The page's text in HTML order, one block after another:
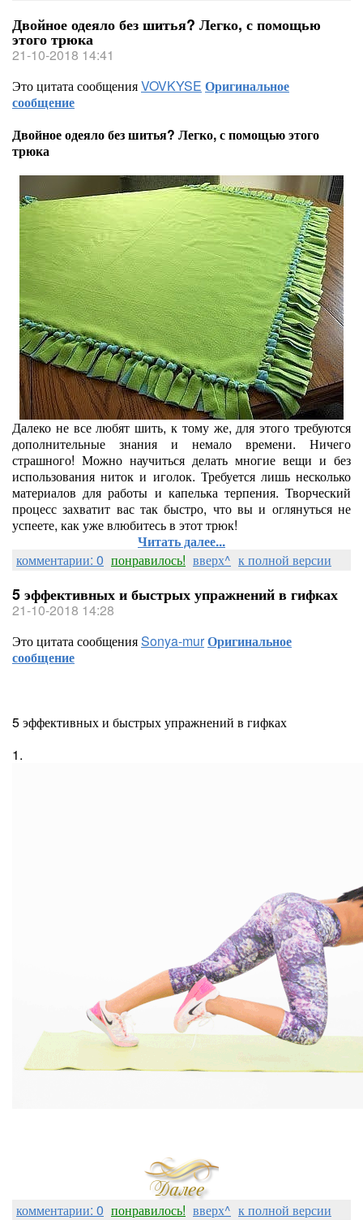
Двойное одеяло без шитья? Легко, с помощью
этого трюка
21-10-2018 14:41
Это цитата сообщенияVOVKYSE Оригинальное
сообщение
Двойное одеяло без шитья? Легко, с помощью этого
трюка
Далеко не все любят шить, к тому же, для этого требуются
дополнительные знания и немало времени. Ничего
страшного! Можно научиться делать многие вещи и без
использования ниток и иголок. Требуется лишь несколько
материалов для работы и капелька терпения. Творческий
процесс захватит вас так быстро, что вы и оглянуться не
успеете, как уже влюбитесь в этот трюк!
Читать далее...
комментарии: 0 понравилось! вверх^ к полной версии
5 эффективных и быстрых упражнений в гифках
21-10-2018 14:28
Это цитата сообщенияSonya-murОригинальное
сообщение
5 эффективных и быстрых упражнений в гифках
1.
комментарии: 0 понравилось! вверх^ к полной версии